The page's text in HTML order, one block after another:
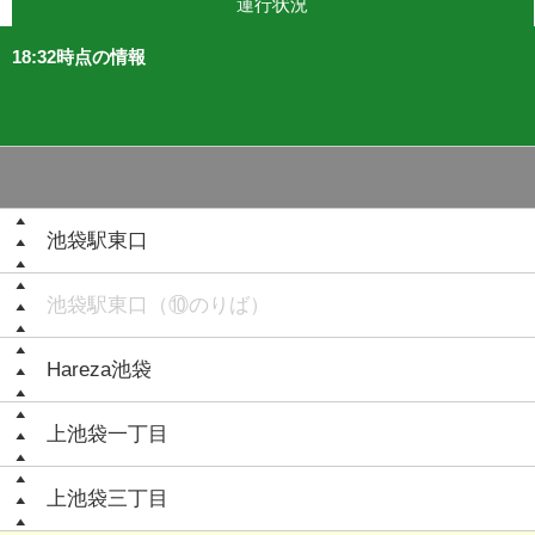
運行状況
18:32時点の情報
池袋駅東口
池袋駅東口（⑩のりば）
Hareza池袋
上池袋一丁目
上池袋三丁目